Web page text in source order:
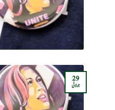
29
جولائی